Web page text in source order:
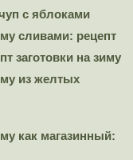
с яблоками
сливами: рецепт
заготовки на зиму
из желтых
как магазинный: